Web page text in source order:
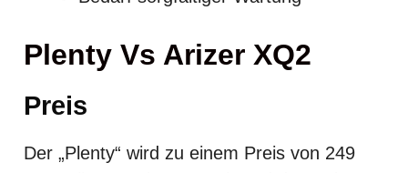
Plenty Vs Arizer XQ2
Preis
Der „Plenty“ wird zu einem Preis von 249